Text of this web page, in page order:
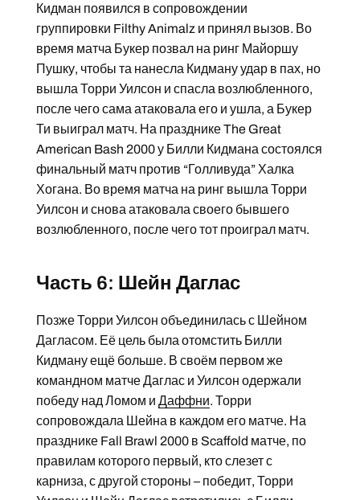
Кидман появился в сопровождении
группировки Filthy Animalz и принял вызов. Во
время матча Букер позвал на ринг Майоршу
Пушку, чтобы та нанесла Кидману удар в пах, но
вышла Торри Уилсон и спасла возлюбленного,
после чего сама атаковала его и ушла, а Букер
Ти выиграл матч. На празднике The Great
American Bash 2000 у Билли Кидмана состоялся
финальный матч против “Голливуда” Халка
Хогана. Во время матча на ринг вышла Торри
Уилсон и снова атаковала своего бывшего
возлюбленного, после чего тот проиграл матч.
Часть 6: Шейн Даглас
Позже Торри Уилсон объединилась с Шейном
Дагласом. Её цель была отомстить Билли
Кидману ещё больше. В своём первом же
командном матче Даглас и Уилсон одержали
победу над Ломом и Даффни. Торри
сопровождала Шейна в каждом его матче. На
празднике Fall Brawl 2000 в Scaffold матче, по
правилам которого первый, кто слезет с
карниза, с другой стороны – победит, Торри